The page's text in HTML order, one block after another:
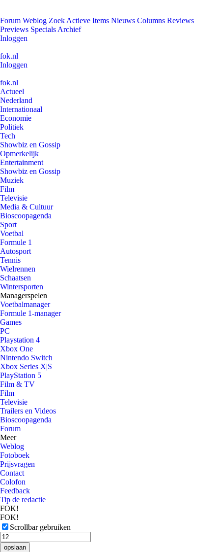
Forum Weblog Zoek Actieve Items Nieuws Columns Reviews
Previews Specials Archief
Inloggen
fok.nl
Inloggen
fok.nl
Actueel
Nederland
Internationaal
Economie
Politiek
Tech
Showbiz en Gossip
Opmerkelijk
Entertainment
Showbiz en Gossip
Muziek
Film
Televisie
Media & Cultuur
Bioscoopagenda
Sport
Voetbal
Formule 1
Autosport
Tennis
Wielrennen
Schaatsen
Wintersporten
Managerspelen
Voetbalmanager
Formule 1-manager
Games
PC
Playstation 4
Xbox One
Nintendo Switch
Xbox Series X|S
PlayStation 5
Film & TV
Film
Televisie
Trailers en Videos
Bioscoopagenda
Forum
Meer
Weblog
Fotoboek
Prijsvragen
Contact
Colofon
Feedback
Tip de redactie
FOK!
FOK!
Scrollbar gebruiken
opslaan